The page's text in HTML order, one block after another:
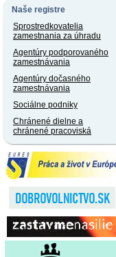
Naše registre
Sprostredkovatelia
zamestnania za úhradu
Agentúry podporovaného
zamestnávania
Agentúry dočasného
zamestnávania
Sociálne podniky
Chránené dielne a
chránené pracoviská